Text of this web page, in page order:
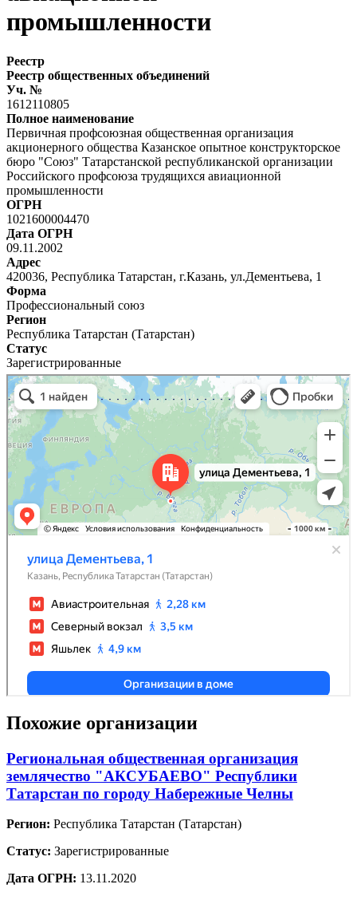
промышленности
Реестр
Реестр общественных объединений
Уч. №
1612110805
Полное наименование
Первичная профсоюзная общественная организация
акционерного общества Казанское опытное конструкторское
бюро "Союз" Татарстанской республиканской организации
Российского профсоюза трудящихся авиационной
промышленности
ОГРН
1021600004470
Дата ОГРН
09.11.2002
Адрес
420036, Республика Татарстан, г.Казань, ул.Дементьева, 1
Форма
Профессиональный союз
Регион
Республика Татарстан (Татарстан)
Статус
Зарегистрированные
Похожие организации
Региональная общественная организация
землячество "АКСУБАЕВО" Республики
Татарстан по городу Набережные Челны
Регион: Республика Татарстан (Татарстан)
Статус: Зарегистрированные
Дата ОГРН: 13.11.2020